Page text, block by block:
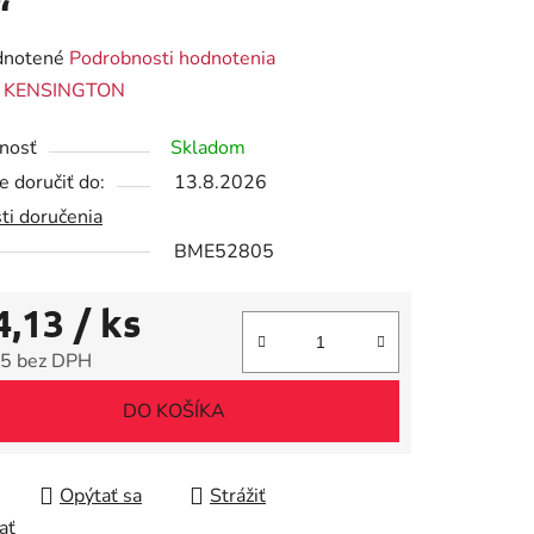
Podrobnosti hodnotenia
KENSINGTON
Skladom
doručiť do:
13.8.2026
doručenia
BME52805
/ ks
bez DPH
DO KOŠÍKA
Opýtať sa
Strážiť